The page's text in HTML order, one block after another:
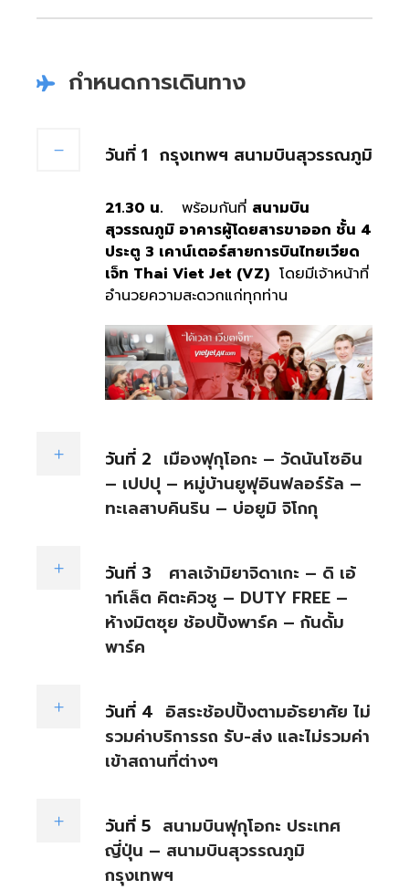
กำหนดการเดินทาง
วันที่ 1 กรุงเทพฯ สนามบินสุวรรณภูมิ
21.30 น. พร้อมกันที่ สนามบิน
สุวรรณภูมิ อาคารผู้โดยสารขาออก ชั้น 4
ประตู 3 เคาน์เตอร์สายการบินไทยเวียด
เจ็ท Thai Viet Jet (VZ) โดยมีเจ้าหน้าที่
อำนวยความสะดวกแก่ทุกท่าน
วันที่ 2 เมืองฟุกุโอกะ – วัดนันโซอิน
– เปปปุ – หมู่บ้านยูฟุอินฟลอร์รัล –
ทะเลสาบคินริน – บ่อยูมิ จิโกกุ
วันที่ 3
ศาลเจ้ามิยาจิดาเกะ – ดิ เอ้
าท์เล็ต คิตะคิวชู – DUTY FREE –
ห้างมิตซุย ช้อปปิ้งพาร์ค – กันดั้ม
พาร์ค
วันที่ 4 อิสระช้อปปิ้งตามอัธยาศัย ไม่
รวมค่าบริการรถ รับ-ส่ง และไม่รวมค่า
เข้าสถานที่ต่างๆ
วันที่ 5 สนามบินฟุกุโอกะ ประเทศ
ญี่ปุ่น – สนามบินสุวรรณภูมิ
กรุงเทพฯ